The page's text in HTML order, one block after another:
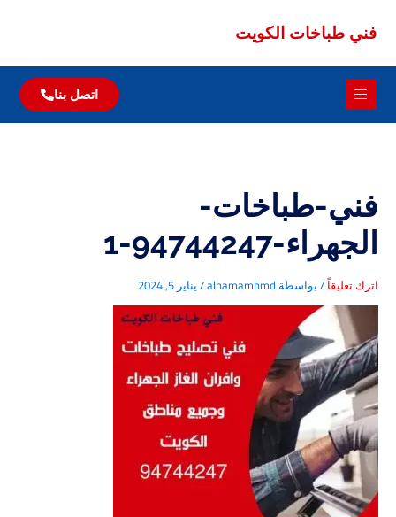
الكويت
اتصل بنا
طباخات-
1
/ بواسطةalnamamhmd
/يناير 5, 2024